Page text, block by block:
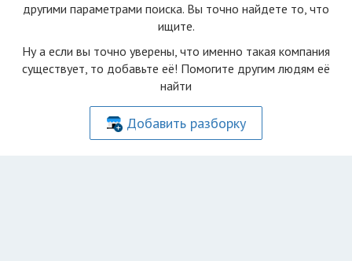
другими параметрами поиска. Вы точно найдете то, что
ищите.
Ну а если вы точно уверены, что именно такая компания
существует, то добавьте её! Помогите другим людям её
найти
Добавить разборку